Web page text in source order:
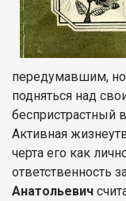
передумавшим,
подняться над
беспристрастный
Активная
черта его как
ответственность
Анатольевич